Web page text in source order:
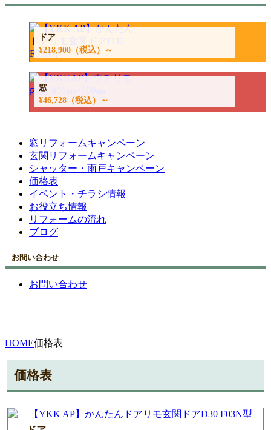
ドア
¥218,900（税込）～
窓
¥46,728（税込）～
窓リフォームキャンペーン
玄関リフォームキャンペーン
シャッター・雨戸キャンペーン
価格表
イベント・チラシ情報
お役立ち情報
リフォームの流れ
ブログ
お問い合わせ
お問い合わせ
HOME価格表
価格表